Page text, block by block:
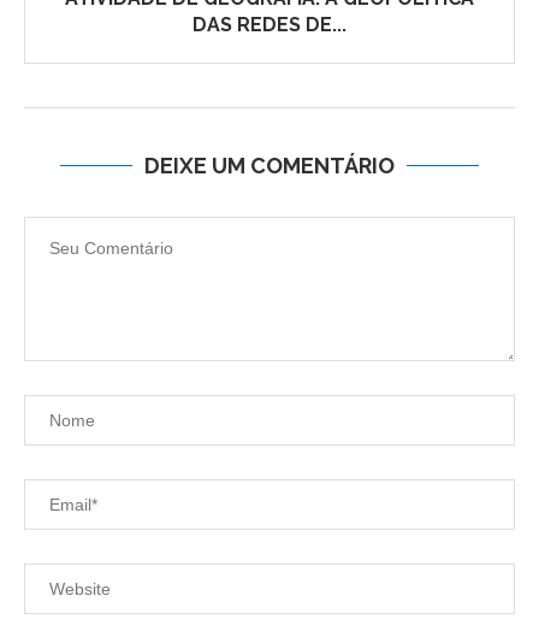
DAS REDES DE...
DEIXE UM COMENTÁRIO